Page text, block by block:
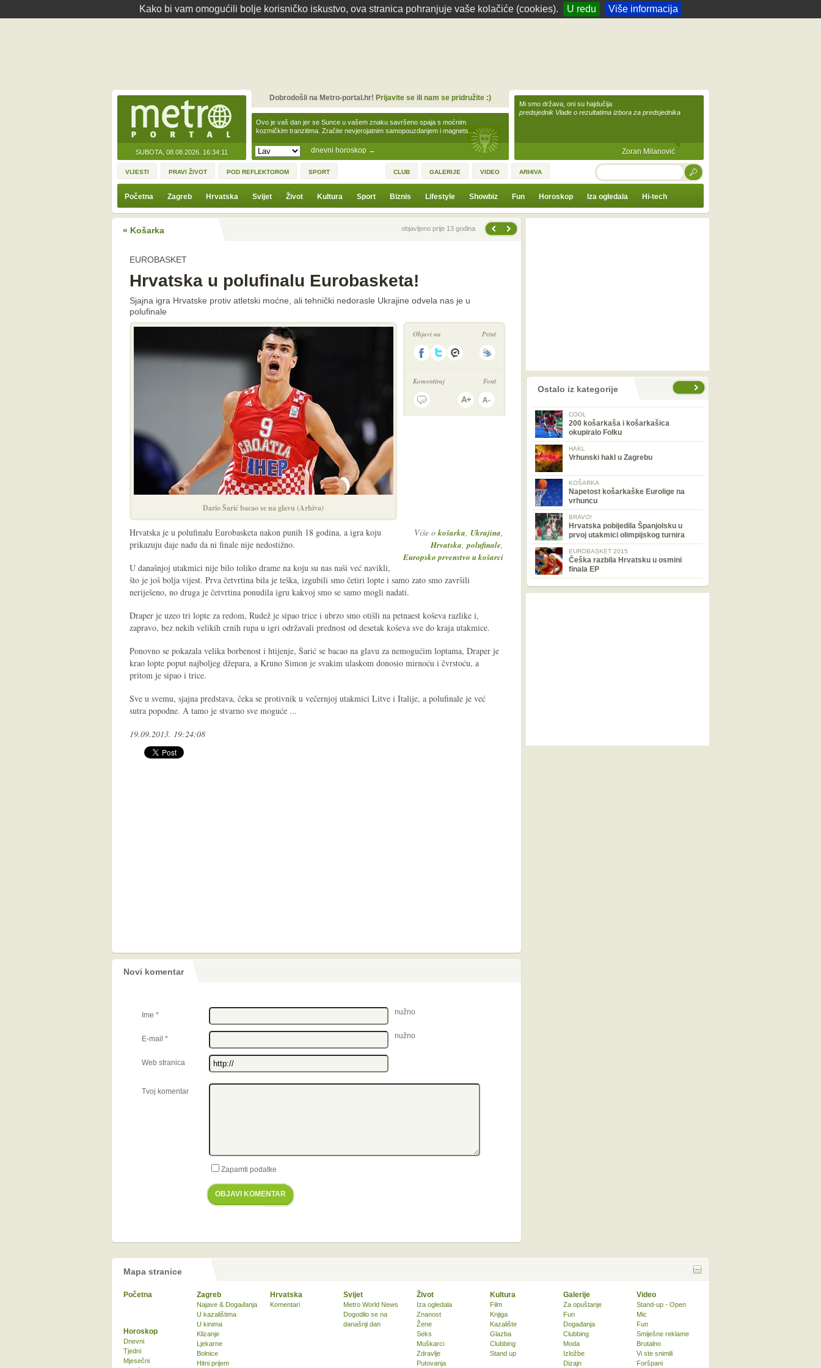
Kako bi vam omogućili bolje korisničko iskustvo, ova stranica pohranjuje vaše kolačiće (cookies). U redu Više informacija
SUBOTA, 08.08.2026. 16:34:11 dnevni horoskop →
Ovo je vaš dan jer se Sunce u vašem znaku savršeno spaja s moćnim
kozmičkim tranzitima. Zračite nevjerojatnim samopouzdanjem i magnets…
Dobrodošli na Metro-portal.hr! Prijavite seili nam se pridružite :)
Mi smo država, oni su hajdučija
predsjednik Vlade o rezultatima izbora za predsjednika
Zoran Milanović
VIJESTI PRAVI ŽIVOT POD REFLEKTOROM SPORT CLUB GALERIJE VIDEO ARHIVA TRAŽI
Početna Zagreb Hrvatska Svijet Život Kultura Sport Biznis Lifestyle Showbiz Fun Horoskop Iza ogledala Hi-tech
« Košarka objavljeno prije 13 godina
EUROBASKET
Hrvatska u polufinalu Eurobasketa!
Sjajna igra Hrvatske protiv atletski moćne, ali tehnički nedorasle Ukrajine odvela nas je u
polufinale
Dario Šarić bacao se na glavu (Arhiva)
Objavi na Print
Komentiraj Font
Više okošarka, Ukrajina,
Hrvatska,polufinale,
Europsko prvenstvo u košarci
Hrvatska je u polufinalu Eurobasketa nakon punih 18 godina, a igra koju
prikazuju daje nadu da ni finale nije nedostižno.
U današnjoj utakmici nije bilo toliko drame na koju su nas naši već navikli,
što je još bolja vijest. Prva četvrtina bila je teška, izgubili smo četiri lopte i samo zato smo završili
neriješeno, no druga je četvrtina ponudila igru kakvoj smo se samo mogli nadati.
Draper je uzeo tri lopte za redom, Rudež je sipao trice i ubrzo smo otišli na petnaest koševa razlike i,
zapravo, bez nekih velikih crnih rupa u igri održavali prednost od desetak koševa sve do kraja utakmice.
Ponovno se pokazala velika borbenost i htijenje, Šarić se bacao na glavu za nemogućim loptama, Draper je
krao lopte poput najboljeg džepara, a Kruno Simon je svakim ulaskom donosio mirnoću i čvrstoću, a
pritom je sipao i trice.
Sve u svemu, sjajna predstava, čeka se protivnik u večernjoj utakmici Litve i Italije, a polufinale je već
sutra popodne. A tamo je stvarno sve moguće ...
19.09.2013. 19:24:08
Novi komentar
Ime * nužno
E-mail * nužno
Web stranica
Tvoj komentar
Zapamti podatke
OBJAVI KOMENTAR
prethodno Ostalo iz kategorije
COOL
200 košarkaša i košarkašica
okupiralo Folku
HAKL
Vrhunski hakl u Zagrebu
KOŠARKA
Napetost košarkaške Eurolige na
vrhuncu
BRAVO!
Hrvatska pobijedila Španjolsku u
prvoj utakmici olimpijskog turnira
EUROBASKET 2015
Češka razbila Hrvatsku u osmini
finala EP
Mapa stranice
Početna Zagreb
Najave & Događanja
U kazalištima
U kinima
Klizanje
Ljekarne
Bolnice
Hitni prijem
Hrvatska
Komentari
Svijet
Metro World News
Dogodilo se na
današnji dan
Život
Iza ogledala
Znanost
Žene
Seks
Muškarci
Zdravlje
Putovanja
Kultura
Film
Knjiga
Kazalište
Glazba
Clubbing
Stand up
Horoskop
Dnevni
Tjedni
Mjesečni
Galerije
Za opuštanje
Fun
Događanja
Clubbing
Moda
Izložbe
Dizajn
Video
Stand-up - Open
Mic
Fun
Smiješne reklame
Brutalno
Vi ste snimili
Foršpani